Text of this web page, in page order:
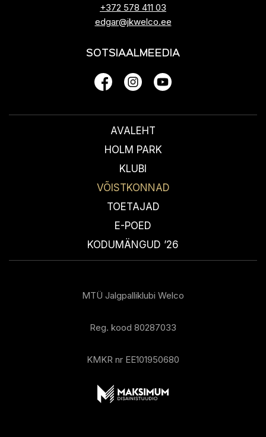
+372 578 411 03
edgar@jkwelco.ee
SOTSIAALMEEDIA
AVALEHT
HOLM PARK
KLUBI
VÕISTKONNAD
TOETAJAD
E-POED
KODUMÄNGUD ’26
MTÜ Jalgpalliklubi Welco
Reg. kood 80287033
KMKR nr EE101950680